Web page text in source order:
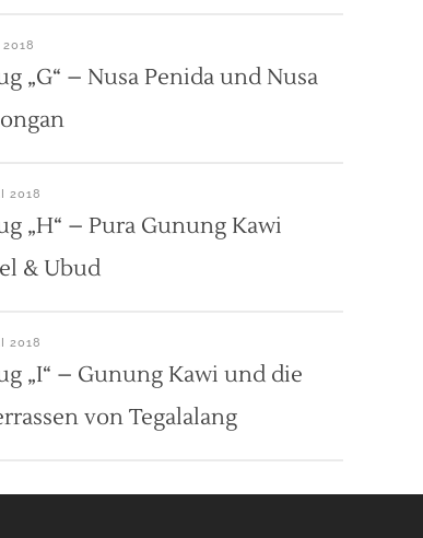
„G“ – Nusa Penida und Nusa
2018
„H“ – Pura Gunung Kawi
& Ubud
2018
„I“ – Gunung Kawi und die
von Tegalalang